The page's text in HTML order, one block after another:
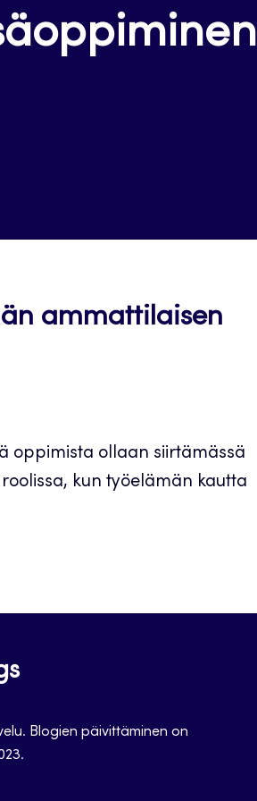
ammattilaisen
oppimista ollaan siirtämässä
kun työelämän kautta
Blogien päivittäminen on